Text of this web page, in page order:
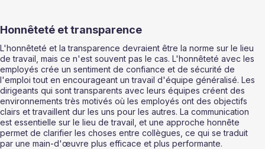
Honnêteté et transparence
L'honnêteté et la transparence devraient être la norme sur le lieu
de travail, mais ce n'est souvent pas le cas. L'honnêteté avec les
employés crée un sentiment de confiance et de sécurité de
l'emploi tout en encourageant un travail d'équipe généralisé. Les
dirigeants qui sont transparents avec leurs équipes créent des
environnements très motivés où les employés ont des objectifs
clairs et travaillent dur les uns pour les autres. La communication
est essentielle sur le lieu de travail, et une approche honnête
permet de clarifier les choses entre collègues, ce qui se traduit
par une main-d'œuvre plus efficace et plus performante.